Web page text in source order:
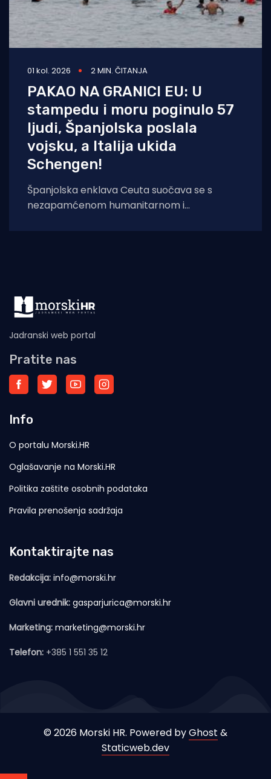
01 kol. 2026 2 MIN. ČITANJA
PAKAO NA GRANICI EU: U
stampedu i moru poginulo 57
ljudi, Španjolska poslala
vojsku, a Italija ukida
Schengen!
Španjolska enklava Ceuta suočava se s
nezapamćenom humanitarnom i
Jadranski web portal
Pratite nas
Info
O portalu Morski.HR
Oglašavanje na Morski.HR
Politika zaštite osobnih podataka
Pravila prenošenja sadržaja
Kontaktirajte nas
Redakcija: info@morski.hr
Glavni urednik: gasparjurica@morski.hr
Marketing: marketing@morski.hr
Telefon: +385 1 551 35 12
© 2026 Morski HR. Powered byGhost &
Staticweb.dev